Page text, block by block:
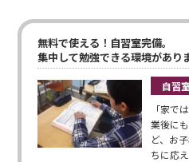
無料で使える！自習室完備。
集中して勉強できる環境がありま
自習
「家で
業後に
ど、お
ちに応